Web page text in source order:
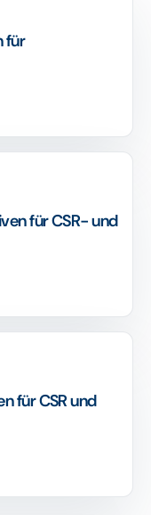
für
für CSR- und
für CSR und